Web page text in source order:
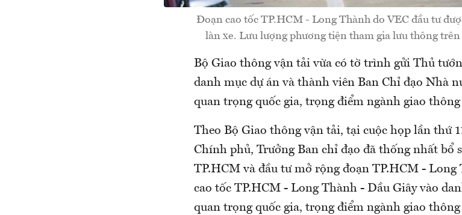
Đoạn cao tốc TP.HCM - Long Thành do VEC đầu tư
làn xe. Lưu lượng phương tiện tham gia lưu thông
Bộ Giao thông vận tải vừa có tờ trình gửi Thủ
danh mục dự án và thành viên Ban Chỉ đạo Nhà
quan trọng quốc gia, trọng điểm ngành giao
Theo Bộ Giao thông vận tải, tại cuộc họp lần thứ
Chính phủ, Trưởng Ban chỉ đạo đã thống nhất bổ
TP.HCM và đầu tư mở rộng đoạn TP.HCM -
cao tốc TP.HCM - Long Thành - Dầu Giây vào
quan trọng quốc gia, trọng điểm ngành giao